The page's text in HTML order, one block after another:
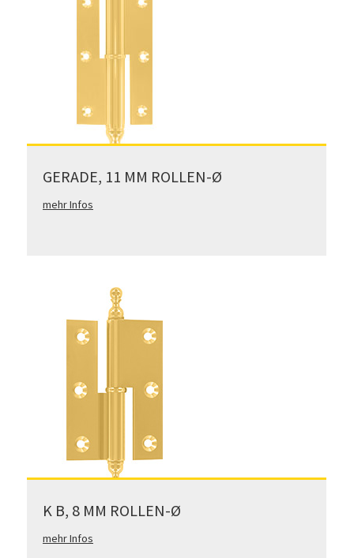
GERADE, 11 MM ROLLEN-Ø
mehr Infos
K B, 8 MM ROLLEN-Ø
mehr Infos